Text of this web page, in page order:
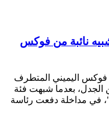
نائبة من فوكس
فوكس اليميني المتطرف
الجدل، بعدما شبهت فئة
في مداخلة دفعت رئاسة